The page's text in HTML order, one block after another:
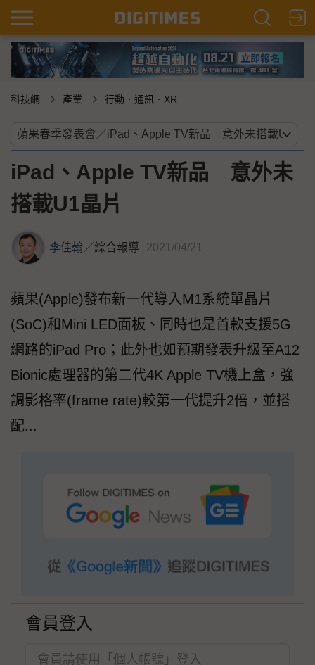
科技網 產業 行動．通訊．XR
iPad、Apple TV新品 意外未
搭載U1晶片
李佳翰／綜合報導 2021/04/21
蘋果(Apple)發布新一代導入M1系統單晶片
(SoC)和Mini LED面板、同時也是首款支援5G
網路的iPad Pro；此外也如預期發表升級至A12
Bionic處理器的第二代4K Apple TV機上盒，強
調影格率(frame rate)較第一代提升2倍，並搭
配...
會員登入